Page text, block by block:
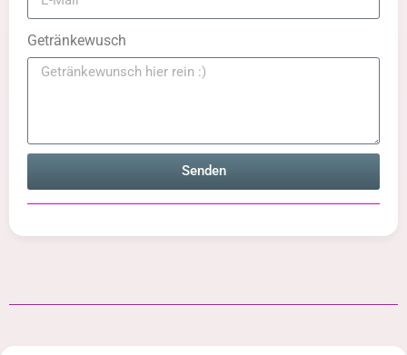
Getränkewusch
Senden